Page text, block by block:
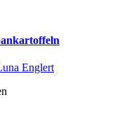
Englert